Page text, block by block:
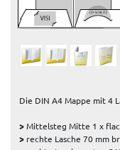
Die DIN A4 Mappe mit 4
>Mittelsteg Mitte 1 x
> rechte Lasche 70 mm